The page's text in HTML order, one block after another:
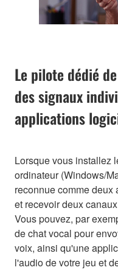
Le pilote dédié
des signaux
applications
Lorsque vous installez
ordinateur (Windows/
reconnue comme
et recevoir deux
Vous pouvez, par
de chat vocal pour
voix, ainsi qu'une
l'audio de votre jeu et